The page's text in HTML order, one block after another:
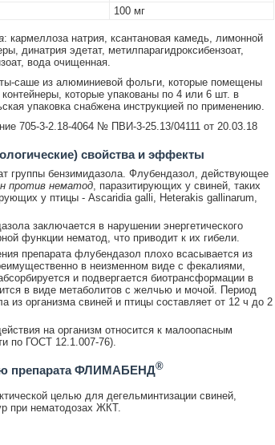
100 мг
: кармеллоза натрия, ксантановая камедь, лимонной
динатрия эдетат, метилпарагидроксибензоат,
вода очищенная.
саше из алюминиевой фольги, которые помещены
которые упакованы по 4 или 6 шт. в
упаковка снабжена инструкцией по применению.
705-3-2.18-4064 № ПВИ-3-25.13/04111 от 20.03.18
свойства и эффекты
группы бензимидазола. Флубендазол, действующее
против нематод, паразитирующих у свиней, таких
у птицы - Ascaridia galli, Heterakis gallinarum,
заключается в нарушении энергетического
функции нематод, что приводит к их гибели.
препарата флубендазол плохо всасывается из
в неизменном виде с фекалиями,
и подвергается биотрансформации в
в виде метаболитов с желчью и мочой. Период
из организма свиней и птицы составляет от 12 ч до 2
на организм относится к малоопасным
по ГОСТ 12.1.007-76).
препарата ФЛИМАБЕНД®
целью для дегельминтизации свиней,
при нематодозах ЖКТ.